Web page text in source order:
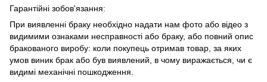
Гарантійні зобов'язання:
При виявленні браку необхідно надати нам фото або відео з
видимими ознаками несправності або браку, або повний опис
бракованого виробу: коли покупець отримав товар, за яких
умов виник брак або був виявлений, в чому виражається, чи є
видимі механічні пошкодження.